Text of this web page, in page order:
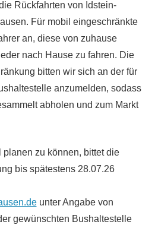
Rückfahrten von Idstein-
Für mobil eingeschränkte
an, diese von zuhause
nach Hause zu fahren. Die
bitten wir sich an der für
anzumelden, sodass
abholen und zum Markt
zu können, bittet die
bis spätestens 28.07.26
unter Angabe von
gewünschten Bushaltestelle